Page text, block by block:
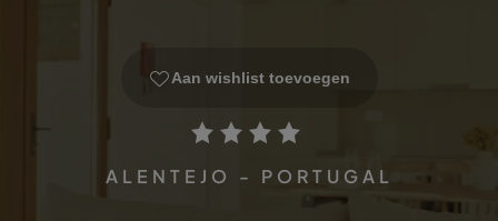
Aan wishlist toevoegen
ALENTEJO - PORTUGAL